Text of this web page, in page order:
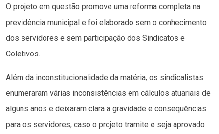
O projeto em questão promove uma reforma completa na
previdência municipal e foi elaborado sem o conhecimento
dos servidores e sem participação dos Sindicatos e
Coletivos.
Além da inconstitucionalidade da matéria, os sindicalistas
enumeraram várias inconsistências em cálculos atuariais de
alguns anos e deixaram clara a gravidade e consequências
para os servidores, caso o projeto tramite e seja aprovado